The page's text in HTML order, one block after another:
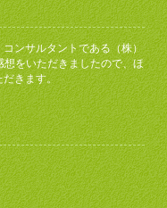
ンサルタントである（株）
をいただきましたので、ほ
だきます。